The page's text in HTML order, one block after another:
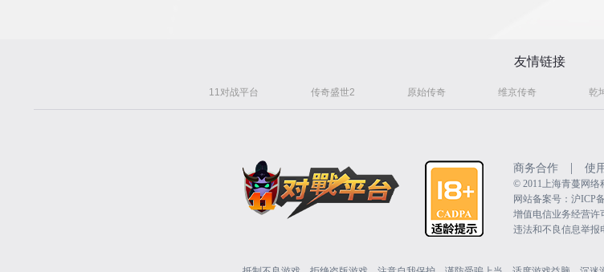
友情链接
11对战平台 传奇盛世2 原始传奇 维京传奇 乾
商务合作 | 使
©️ 2011上海青蔓网络
网站备案号：沪ICP
增值电信业务经营许
违法和不良信息举报